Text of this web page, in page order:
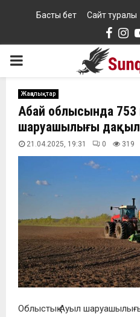
Басты бет Сайт туралы
PRIMARY
MENU
Жаңалықтар
Абай облысында 753
шаруашылығы
21.04.2025, 19:31 0 319
Облыстық Ауыл